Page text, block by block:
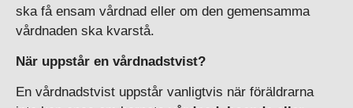
ska få ensam vårdnad eller om den gemensamma
vårdnaden ska kvarstå.
När uppstår en vårdnadstvist?
En vårdnadstvist uppstår vanligtvis när föräldrarna